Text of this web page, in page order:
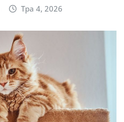
Тра 4, 2026